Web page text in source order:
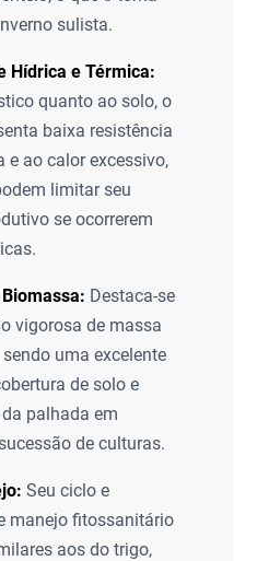
sulista.
Hídrica e Térmica:
quanto ao solo, o
baixa resistência
e ao calor excessivo,
limitar seu
se ocorrerem
Destaca-se
vigorosa de massa
sendo uma excelente
de solo e
palhada em
de culturas.
Seu ciclo e
manejo fitossanitário
aos do trigo,